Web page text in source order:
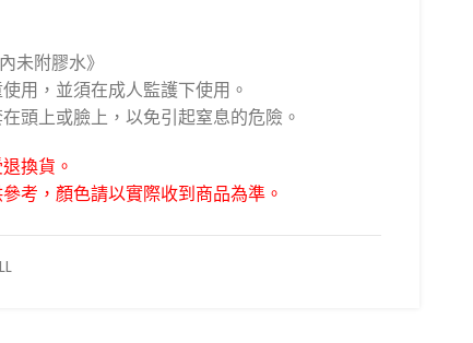
未附膠水》
用，並須在成人監護下使用。
頭上或臉上，以免引起窒息的危險。
換貨。
考，顏色請以實際收到商品為準。